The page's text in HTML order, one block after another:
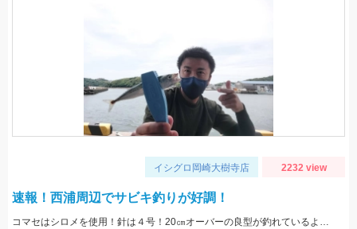
イシグロ岡崎大樹寺店 2232 view
速報！西浦周辺でサビキ釣りが好調！
コマセはシロメを使用！針は４号！20㎝オーバーの良型が釣れているようです！